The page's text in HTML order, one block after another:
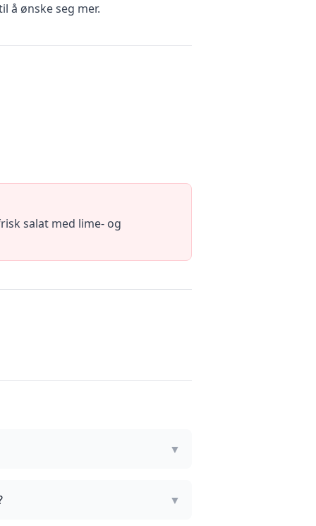
å ønske seg mer.
salat med lime- og
▼
▼